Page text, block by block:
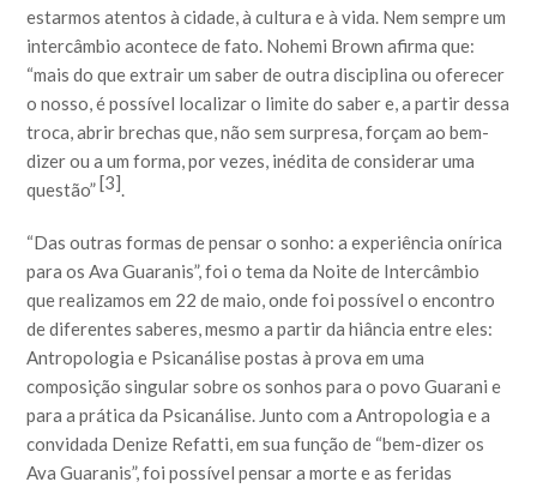
estarmos atentos à cidade, à cultura e à vida. Nem sempre um
intercâmbio acontece de fato. Nohemi Brown afirma que:
“mais do que extrair um saber de outra disciplina ou oferecer
o nosso, é possível localizar o limite do saber e, a partir dessa
troca, abrir brechas que, não sem surpresa, forçam ao bem-
dizer ou a um forma, por vezes, inédita de considerar uma
questão”[3].
“Das outras formas de pensar o sonho: a experiência onírica
para os Ava Guaranis”, foi o tema da Noite de Intercâmbio
que realizamos em 22 de maio, onde foi possível o encontro
de diferentes saberes, mesmo a partir da hiância entre eles:
Antropologia e Psicanálise postas à prova em uma
composição singular sobre os sonhos para o povo Guarani e
para a prática da Psicanálise. Junto com a Antropologia e a
convidada Denize Refatti, em sua função de “bem-dizer os
Ava Guaranis”, foi possível pensar a morte e as feridas